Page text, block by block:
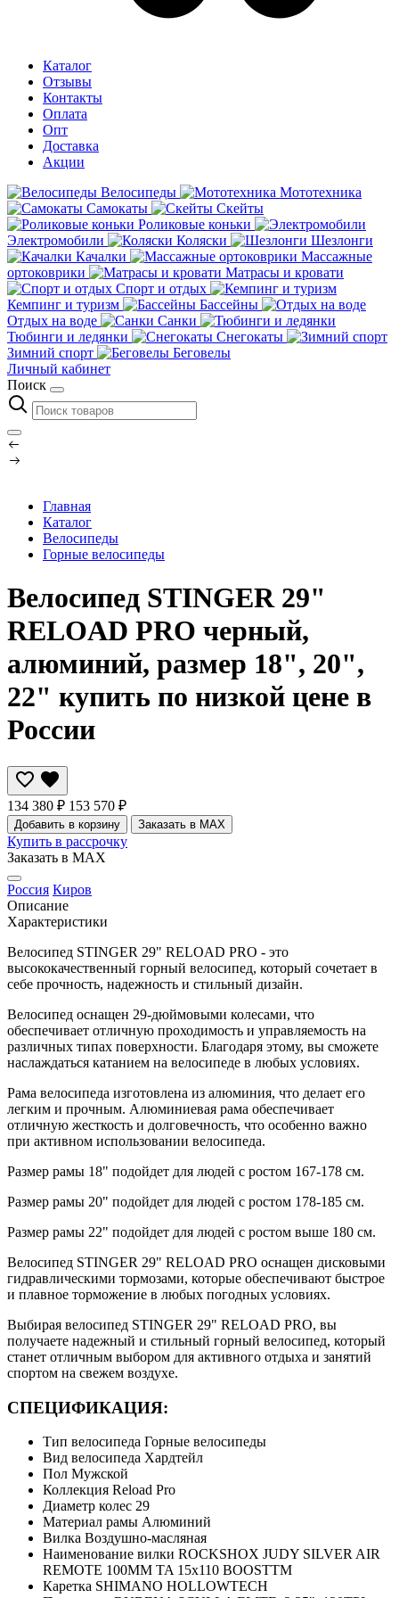
Каталог
Отзывы
Контакты
Оплата
Опт
Доставка
Акции
Велосипеды
Мототехника
Самокаты
Скейты
Роликовые коньки
Электромобили
Коляски
Шезлонги
Качалки
Массажные
ортоковрики
Матрасы и кровати
Спорт и отдых
Кемпинг и туризм
Бассейны
Отдых на воде
Санки
Тюбинги и ледянки
Снегокаты
Зимний спорт
Беговелы
Личный кабинет
Поиск
Главная
Каталог
Велосипеды
Горные велосипеды
Велосипед STINGER 29"
RELOAD PRO черный,
алюминий, размер 18", 20",
22" купить по низкой цене в
России
134 380 ₽ 153 570 ₽
Добавить в корзину Заказать в MAX
Купить в рассрочку
Заказать в MAX
Россия Киров
Описание
Характеристики
Велосипед STINGER 29" RELOAD PRO - это
высококачественный горный велосипед, который сочетает в
себе прочность, надежность и стильный дизайн.
Велосипед оснащен 29-дюймовыми колесами, что
обеспечивает отличную проходимость и управляемость на
различных типах поверхности. Благодаря этому, вы сможете
наслаждаться катанием на велосипеде в любых условиях.
Рама велосипеда изготовлена из алюминия, что делает его
легким и прочным. Алюминиевая рама обеспечивает
отличную жесткость и долговечность, что особенно важно
при активном использовании велосипеда.
Размер рамы 18" подойдет для людей с ростом 167-178 см.
Размер рамы 20" подойдет для людей с ростом 178-185 см.
Размер рамы 22" подойдет для людей с ростом выше 180 см.
Велосипед STINGER 29" RELOAD PRO оснащен дисковыми
гидравлическими тормозами, которые обеспечивают быстрое
и плавное торможение в любых погодных условиях.
Выбирая велосипед STINGER 29" RELOAD PRO, вы
получаете надежный и стильный горный велосипед, который
станет отличным выбором для активного отдыха и занятий
спортом на свежем воздухе.
СПЕЦИФИКАЦИЯ:
Тип велосипеда Горные велосипеды
Вид велосипеда Хардтейл
Пол Мужской
Коллекция Reload Pro
Диаметр колес 29
Материал рамы Алюминий
Вилка Воздушно-масляная
Наименование вилки ROCKSHOX JUDY SILVER AIR
REMOTE 100MM TA 15x110 BOOSTTM
Каретка SHIMANO HOLLOWTECH